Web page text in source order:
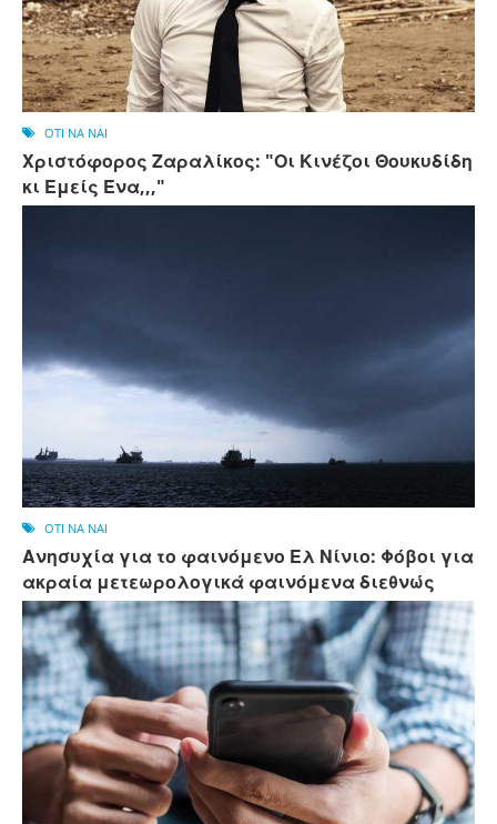
OTI NA NAI
Χριστόφορος Ζαραλίκος: "Οι Κινέζοι Θουκυδίδη
κι Εμείς Ένα,,,"
OTI NA NAI
Ανησυχία για το φαινόμενο Ελ Νίνιο: Φόβοι για
ακραία μετεωρολογικά φαινόμενα διεθνώς